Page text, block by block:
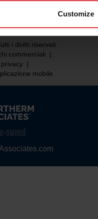
Customize
i diritti riservati.
commerciali
|
|
mobile